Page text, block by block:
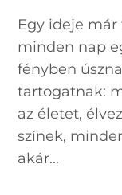
Egy ideje
minden nap
fényben
tartogatnak:
az életet,
színek,
akár...